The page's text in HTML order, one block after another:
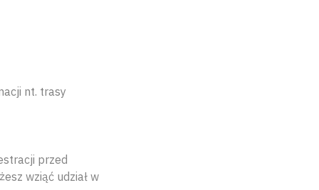
nt. trasy
przed
wziąć udział w